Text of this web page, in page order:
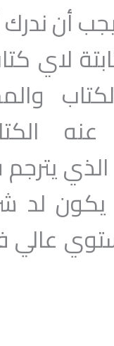
أن ندرك
لاي
يكون لد
عالي